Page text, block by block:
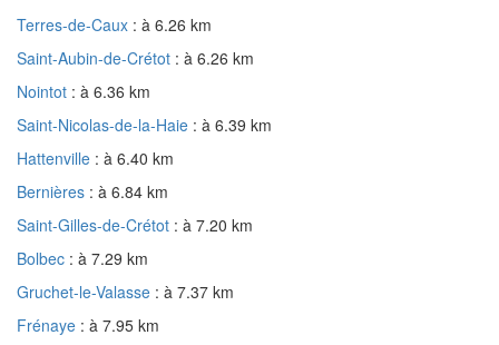
Terres-de-Caux : à 6.26 km
Saint-Aubin-de-Crétot : à 6.26 km
Nointot : à 6.36 km
Saint-Nicolas-de-la-Haie : à 6.39 km
Hattenville : à 6.40 km
Bernières : à 6.84 km
Saint-Gilles-de-Crétot : à 7.20 km
Bolbec : à 7.29 km
Gruchet-le-Valasse : à 7.37 km
Frénaye : à 7.95 km